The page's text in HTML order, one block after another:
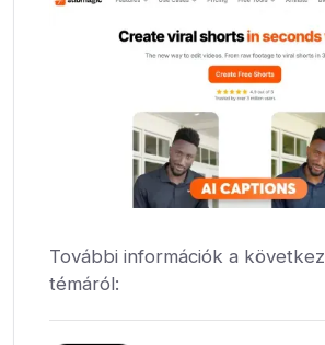
További információk a
témáról: